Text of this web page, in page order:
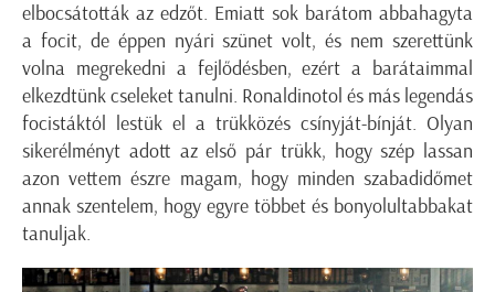
elbocsátották az edzőt. Emiatt sok barátom abbahagyta
a focit, de éppen nyári szünet volt, és nem szerettünk
volna megrekedni a fejlődésben, ezért a barátaimmal
elkezdtünk cseleket tanulni. Ronaldinotol és más legendás
focistáktól lestük el a trükközés csínyját-bínját. Olyan
sikerélményt adott az első pár trükk, hogy szép lassan
azon vettem észre magam, hogy minden szabadidőmet
annak szentelem, hogy egyre többet és bonyolultabbakat
tanuljak.